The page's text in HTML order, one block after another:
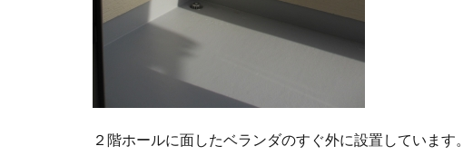
２階ホールに面したベランダのすぐ外に設置しています。